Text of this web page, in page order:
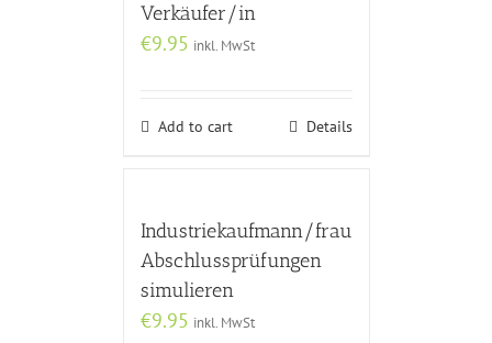
Verkäufer/in
€9.95 inkl. MwSt
Add to cart Details
Industriekaufmann/frau
Abschlussprüfungen
simulieren
€9.95 inkl. MwSt